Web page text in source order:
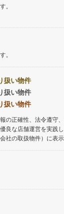
。
。
扱い物件
扱い物件
扱い物件
の正確性、法令遵守
良な店舗運営を実践
社の取扱物件）に表示